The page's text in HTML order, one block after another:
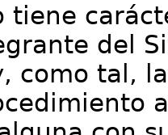
tiene
del
como tal,